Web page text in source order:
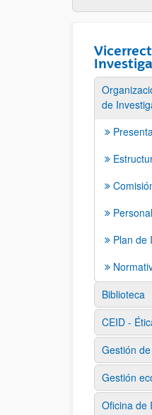
de
Personal
Plan de
Biblioteca
CEID -
Gestión
Gestión
Oficina de